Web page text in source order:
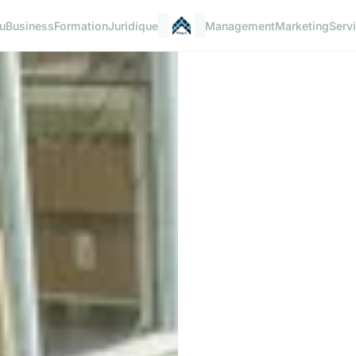
BusinessFormationJuridique ManagementMarketing